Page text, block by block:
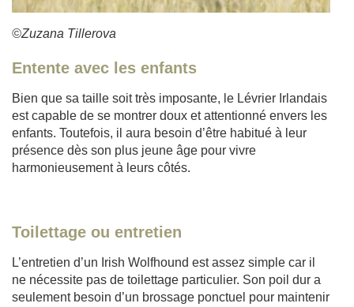
©Zuzana Tillerova
Entente avec les enfants
Bien que sa taille soit très imposante, le Lévrier Irlandais
est capable de se montrer doux et attentionné envers les
enfants. Toutefois, il aura besoin d’être habitué à leur
présence dès son plus jeune âge pour vivre
harmonieusement à leurs côtés.
Toilettage ou entretien
L’entretien d’un Irish Wolfhound est assez simple car il
ne nécessite pas de toilettage particulier. Son poil dur a
seulement besoin d’un brossage ponctuel pour maintenir